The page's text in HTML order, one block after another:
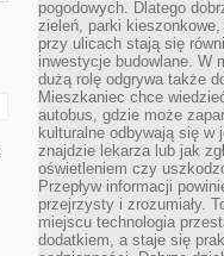
pogodowych. Dlatego
zieleń, parki
przy ulicach stają się
inwestycje budowlane. W
dużą rolę odgrywa także
Mieszkaniec chce
autobus, gdzie może
kulturalne odbywają się w
znajdzie lekarza lub jak
oświetleniem czy
Przepływ informacji
przejrzysty i zrozumiały.
miejscu technologia
dodatkiem, a staje się